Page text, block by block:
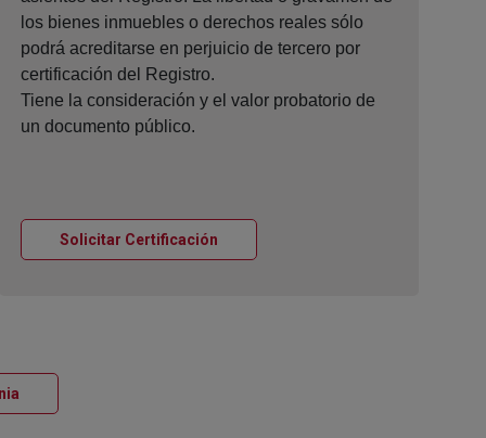
los bienes inmuebles o derechos reales sólo
podrá acreditarse en perjuicio de tercero por
certificación del Registro.
Tiene la consideración y el valor probatorio de
un documento público.
Solicitar Certificación
Ventana nueva